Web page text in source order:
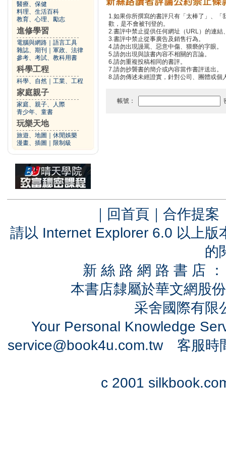
醫療、保健
料理、生活百科
教育、心理、勵志
進修學習
電腦與網路
語言工具
雜誌、期刊
軍政、法律
參考、考試、教科用書
科學工程
科學、自然 工業、工程
家庭親子
家庭、親子、人際
青少年、童書
玩樂天地
旅遊、地圖
休閒娛樂
漫畫、插圖
限制級
1.如果你所撰寫的書評只有「太棒了」、
歡，是不會被刊登的。
2.書評中禁止提供任何網址（URL）的連結
3.書評中禁止從事廣告及銷售行為。
4.請勿出現謾罵、惡意中傷、猥褻的字眼。
5.請勿出現與該書內容不相關的言論。
6.請勿重複投稿相同的書評。
7.請勿抄襲書的簡介或內容當作書評送出。
8.請勿傳述未經證實，針對公司、團體或個
帳號：
｜ 回首頁 ｜ 合作提案
請以 Internet Explorer 6.0 以上
的
新 絲 路 網 路 書 店
本書店隸屬於華文網股
采舍國際有
Your Personal Knowledge
service@book4u.com.tw客服時
c 2001